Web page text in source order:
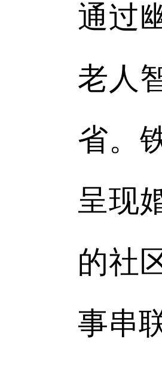
通过
老人
省。
呈现
的社
事串